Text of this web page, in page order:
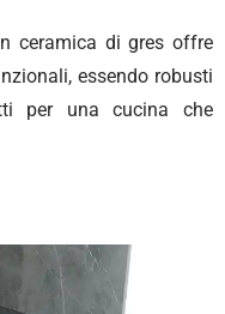
ceramica di gres offre
essendo robusti
per una cucina che